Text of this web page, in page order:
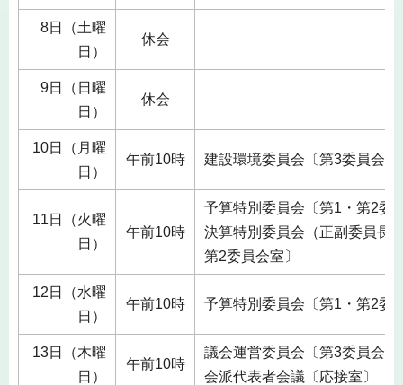
8日（土曜
日）
休会
9日（日曜
日）
休会
10日（月曜
日）
午前10時 建設環境委員会〔第3委員会室
11日（火曜
日）
午前10時
予算特別委員会〔第1・第2委
決算特別委員会（正副委員長
第2委員会室〕
12日（水曜
日）
午前10時 予算特別委員会〔第1・第2委
13日（木曜
日）
午前10時
議会運営委員会〔第3委員会室
会派代表者会議〔応接室〕